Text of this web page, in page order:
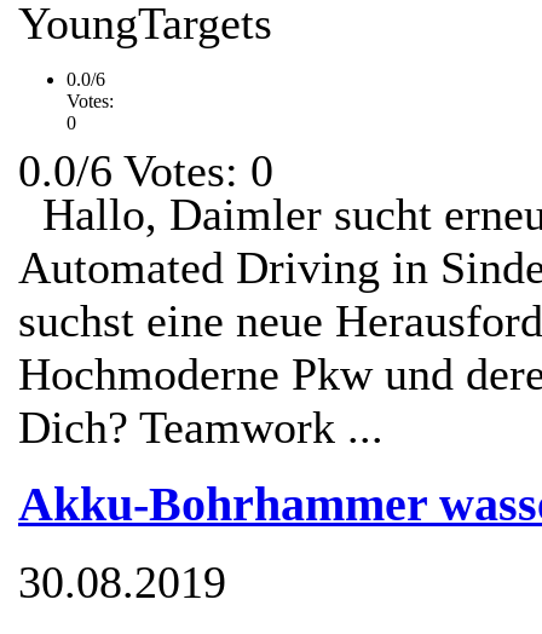
YoungTargets
0.0/6
Votes:
0
0.0/6 Votes: 0
Hallo, Daimler sucht
Automated Driving in
suchst eine neue
Hochmoderne Pkw und
Dich? Teamwork ...
Akku-Bohrhammer
30.08.2019